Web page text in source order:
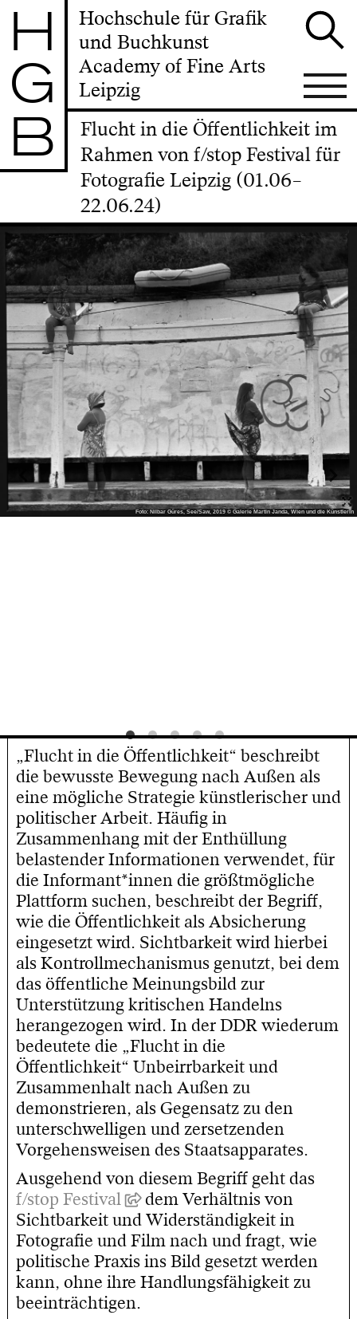
H
G
B
Hochschule für Grafik
und Buchkunst
Academy of Fine Arts
Leipzig
Flucht in die Öffentlichkeit im
Rahmen von f/stop Festival für
Fotografie Leipzig (01.06–
22.06.24)
Foto: Nilbar Güres, See/Saw, 2019 © Galerie Martin Janda, Wien und die Künstlerin
„Flucht in die Öffentlichkeit“ beschreibt
die bewusste Bewegung nach Außen als
eine mögliche Strategie künstlerischer und
politischer Arbeit. Häufig in
Zusammenhang mit der Enthüllung
belastender Informationen verwendet, für
die Informant*innen die größtmögliche
Plattform suchen, beschreibt der Begriff,
wie die Öffentlichkeit als Absicherung
eingesetzt wird. Sichtbarkeit wird hierbei
als Kontrollmechanismus genutzt, bei dem
das öffentliche Meinungsbild zur
Unterstützung kritischen Handelns
herangezogen wird. In der DDR wiederum
bedeutete die „Flucht in die
Öffentlichkeit“ Unbeirrbarkeit und
Zusammenhalt nach Außen zu
demonstrieren, als Gegensatz zu den
unterschwelligen und zersetzenden
Vorgehensweisen des Staatsapparates.
Ausgehend von diesem Begriff geht das
f/stop Festival
dem Verhältnis von
Sichtbarkeit und Widerständigkeit in
Fotografie und Film nach und fragt, wie
politische Praxis ins Bild gesetzt werden
kann, ohne ihre Handlungsfähigkeit zu
beeinträchtigen.